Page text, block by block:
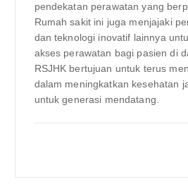
pendekatan perawatan yang
Rumah sakit ini juga menjajaki
dan teknologi inovatif lainnya
akses perawatan bagi pasien di
RSJHK bertujuan untuk terus
dalam meningkatkan kesehatan
untuk generasi mendatang.